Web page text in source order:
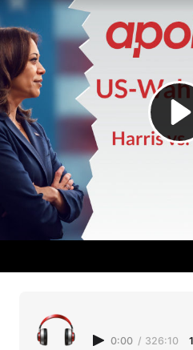
0:00 / 326:10